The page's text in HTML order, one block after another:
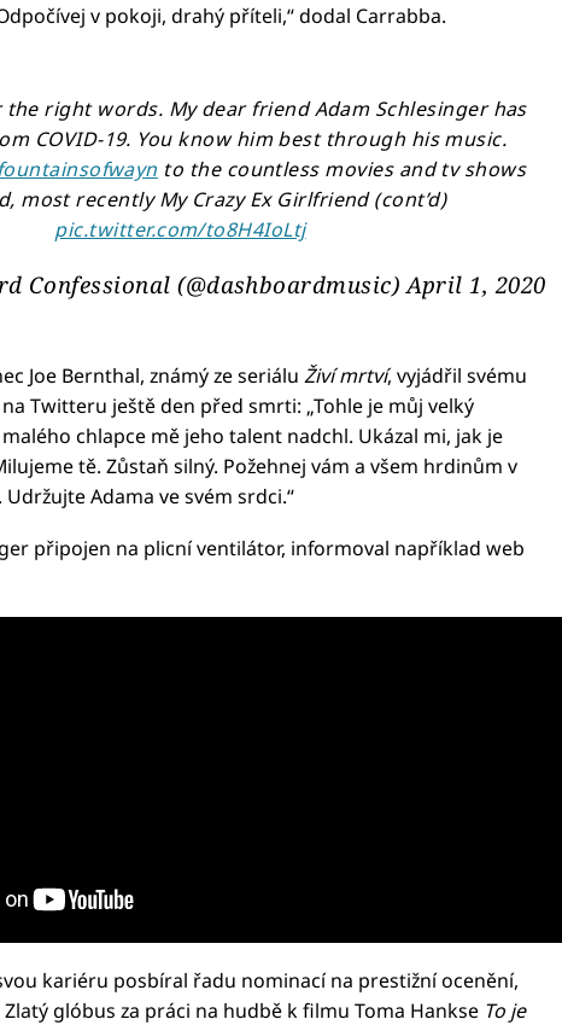
v pokoji, drahý příteli,“ dodal Carrabba.
right words. My dear friend Adam Schlesinger has
COVID-19. You know him best through his music.
to the countless movies and tv shows
most recently My Crazy Ex Girlfriend (cont’d)
pic.twitter.com/to8H4IoLtj
Confessional (@dashboardmusic) April 1, 2020
Joe Bernthal, známý ze seriálu Živí mrtví, vyjádřil svému
Twitteru ještě den před smrti: „Tohle je můj velký
chlapce mě jeho talent nadchl. Ukázal mi, jak je
tě. Zůstaň silný. Požehnej vám a všem hrdinům v
Adama ve svém srdci.“
připojen na plicní ventilátor, informoval například web
kariéru posbíral řadu nominací na prestižní ocenění,
glóbus za práci na hudbě k filmu Toma Hankse To je